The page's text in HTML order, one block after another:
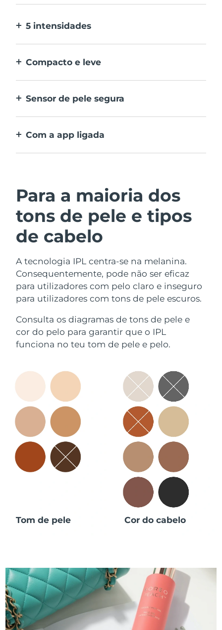
5 intensidades
Compacto e leve
em qualquer lugar.
Sensor de pele segura
pele.Com a app ligada
Para a maioria dos
tons de pele e tipos
de cabelo
A tecnologia IPL centra-se na melanina.
Consequentemente, pode não ser eficaz
para utilizadores com pelo claro e inseguro
para utilizadores com tons de pele escuros.
Consulta os diagramas de tons de pele e
cor do pelo para garantir que o IPL
funciona no teu tom de pele e pelo.
Tom de pele Cor do cabelo